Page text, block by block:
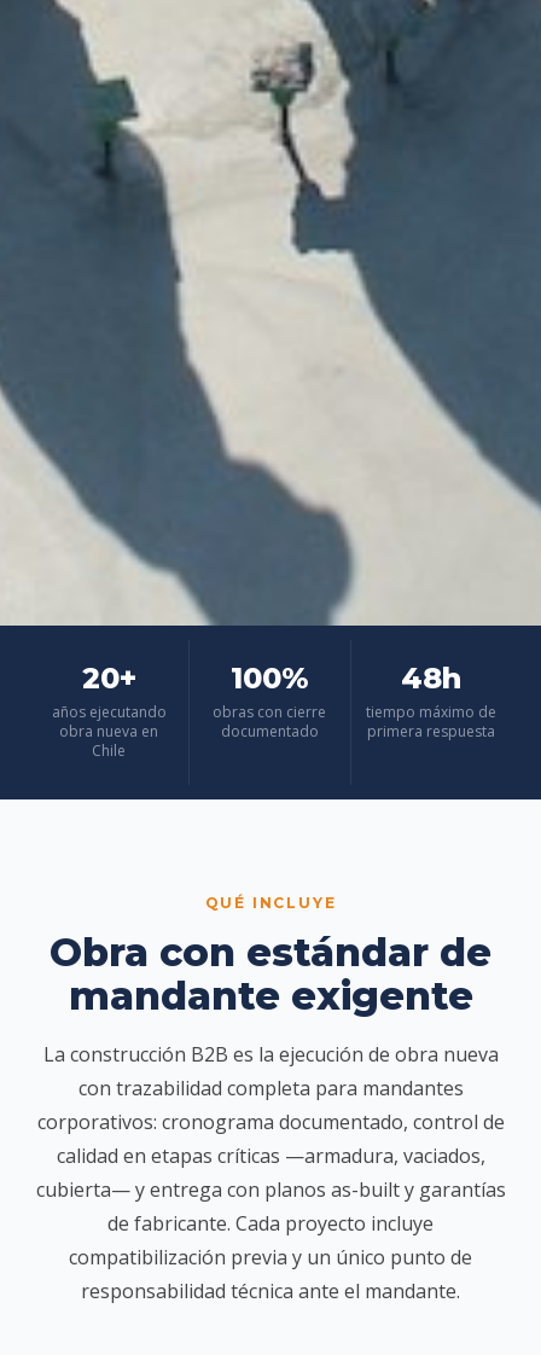
20+
años ejecutando
obra nueva en
Chile
100%
obras con cierre
documentado
48h
tiempo máximo de
primera respuesta
QUÉ INCLUYE
Obra con estándar de
mandante exigente
La construcción B2B es la ejecución de obra nueva
con trazabilidad completa para mandantes
corporativos: cronograma documentado, control de
calidad en etapas críticas —armadura, vaciados,
cubierta— y entrega con planos as-built y garantías
de fabricante. Cada proyecto incluye
compatibilización previa y un único punto de
responsabilidad técnica ante el mandante.